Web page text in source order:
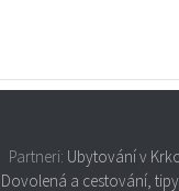
Partneri: Ubytování v
Dovolená a cestování,